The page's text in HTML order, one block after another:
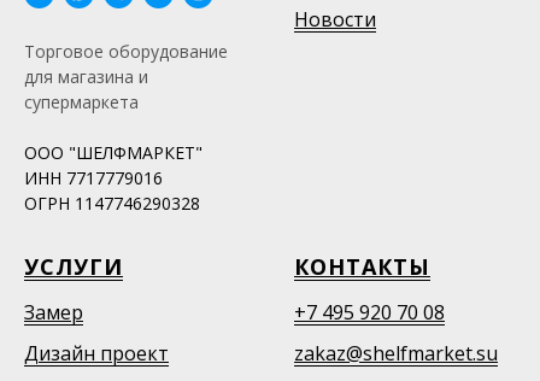
Торговое оборудование
для магазина и
супермаркета
ООО "ШЕЛФМАРКЕТ"
ИНН 7717779016
ОГРН 1147746290328
Новости
УСЛУГИ
Замер
Дизайн проект
КОНТАКТЫ
+7 495 920 70 08
zakaz@shelfmarket.su